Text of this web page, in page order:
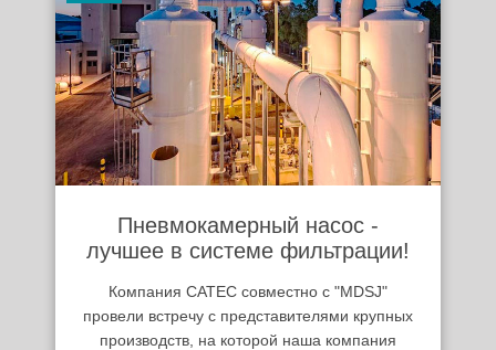
Пневмокамерный насос -
лучшее в системе фильтрации!
Компания САТЕС совместно с "MDSJ"
провели встречу с представителями крупных
производств, на которой наша компания